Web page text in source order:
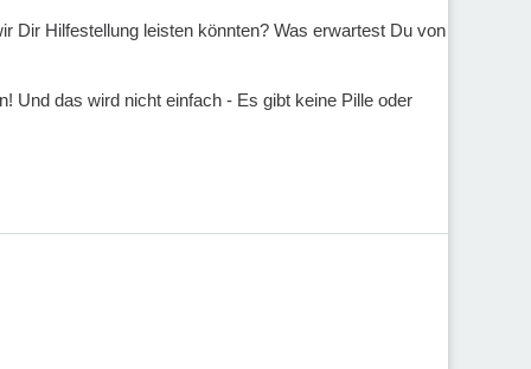
Dir Hilfestellung leisten könnten? Was erwartest Du von
Und das wird nicht einfach - Es gibt keine Pille oder